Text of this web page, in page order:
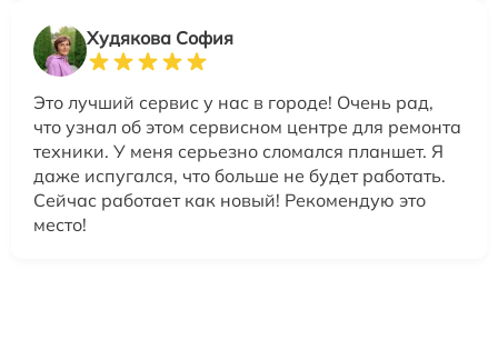
Худякова София
Это лучший сервис у нас в городе! Очень рад,
что узнал об этом сервисном центре для ремонта
техники. У меня серьезно сломался планшет. Я
даже испугался, что больше не будет работать.
Сейчас работает как новый! Рекомендую это
место!